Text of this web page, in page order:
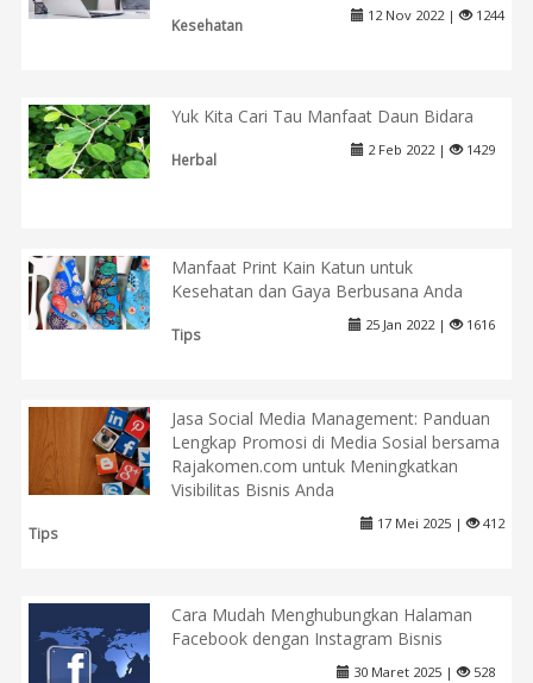
Kesehatan
12 Nov 2022 | 1244
Yuk Kita Cari Tau Manfaat Daun Bidara
Herbal
2 Feb 2022 | 1429
Manfaat Print Kain Katun untuk
Kesehatan dan Gaya Berbusana Anda
Tips
25 Jan 2022 | 1616
Jasa Social Media Management: Panduan
Lengkap Promosi di Media Sosial bersama
Rajakomen.com untuk Meningkatkan
Visibilitas Bisnis Anda
Tips
17 Mei 2025 | 412
Cara Mudah Menghubungkan Halaman
Facebook dengan Instagram Bisnis
30 Maret 2025 | 528